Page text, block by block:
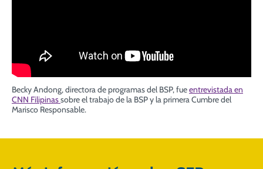
Becky Andong, directora de programas del BSP, fueentrevistada en
CNN Filipinassobre el trabajo de la BSP y la primera Cumbre del
Marisco Responsable.